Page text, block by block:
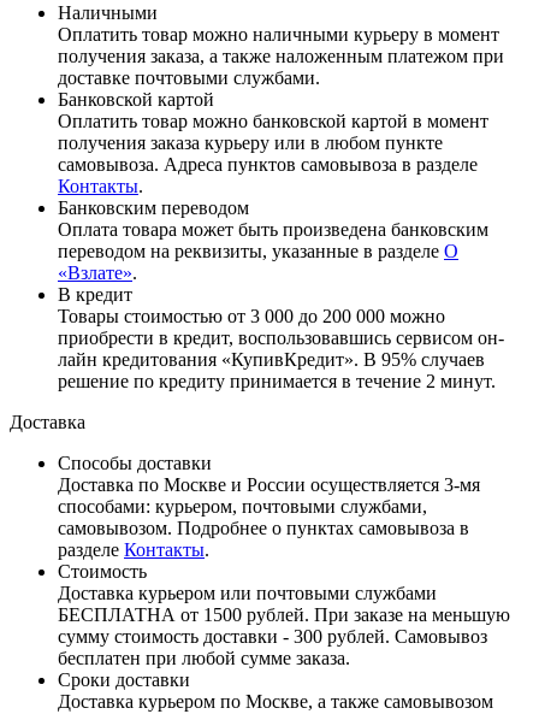
Наличными
Оплатить товар можно наличными курьеру в момент
получения заказа, а также наложенным платежом при
доставке почтовыми службами.
Банковской картой
Оплатить товар можно банковской картой в момент
получения заказа курьеру или в любом пункте
самовывоза. Адреса пунктов самовывоза в разделе
Контакты.
Банковским переводом
Оплата товара может быть произведена банковским
переводом на реквизиты, указанные в разделе О
«Взлате».
В кредит
Товары стоимостью от 3 000 до 200 000 можно
приобрести в кредит, воспользовавшись сервисом он-
лайн кредитования «КупивКредит». В 95% случаев
решение по кредиту принимается в течение 2 минут.
Доставка
Способы доставки
Доставка по Москве и России осуществляется 3-мя
способами: курьером, почтовыми службами,
самовывозом. Подробнее о пунктах самовывоза в
разделе Контакты.
Стоимость
Доставка курьером или почтовыми службами
БЕСПЛАТНА от 1500 рублей. При заказе на меньшую
сумму стоимость доставки - 300 рублей. Самовывоз
бесплатен при любой сумме заказа.
Сроки доставки
Доставка курьером по Москве, а также самовывозом